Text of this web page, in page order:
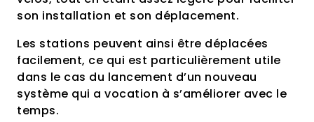
son installation et son déplacement.
Les stations peuvent ainsi être déplacées
facilement, ce qui est particulièrement utile
dans le cas du lancement d’un nouveau
système qui a vocation à s’améliorer avec le
temps.